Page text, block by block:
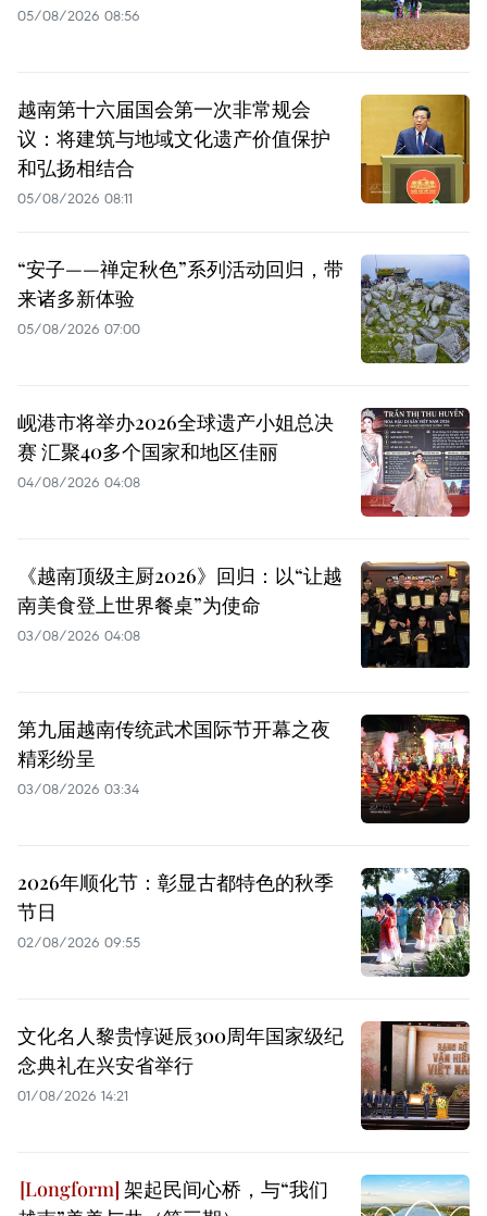
05/08/2026 08:56
越南第十六届国会第一次非常规会
议：将建筑与地域文化遗产价值保护
和弘扬相结合
05/08/2026 08:11
“安子——禅定秋色”系列活动回归，带
来诸多新体验
05/08/2026 07:00
岘港市将举办2026全球遗产小姐总决
赛 汇聚40多个国家和地区佳丽
04/08/2026 04:08
《越南顶级主厨2026》回归：以“让越
南美食登上世界餐桌”为使命
03/08/2026 04:08
第九届越南传统武术国际节开幕之夜
精彩纷呈
03/08/2026 03:34
2026年顺化节：彰显古都特色的秋季
节日
02/08/2026 09:55
文化名人黎贵惇诞辰300周年国家级纪
念典礼在兴安省举行
01/08/2026 14:21
架起民间心桥，与“我们